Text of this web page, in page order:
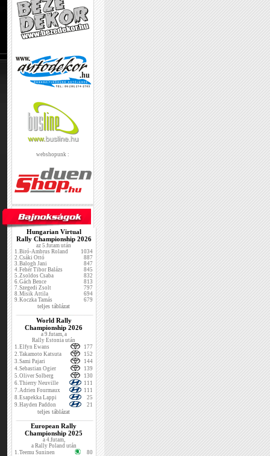
webshopunk :
Hungarian Virtual
Rally Championship 2026
az 5.futam után
1.Biró-Ambrus Roland
1034
2.Csáki Ottó
887
3.Balogh Jani
847
4.Fehér Tibor Balázs
845
5.Zsoldos Csaba
832
6.Gách Bence
813
7.Szegedi Zsolt
797
8.Misik Attila
694
9.Koczka Tamás 679
teljes táblázat
World Rally
Championship 2026
a 9.futam, a
Rally Estonia után
1.Elfyn Ewans
177
2.Takamoto Katsuta
152
3.Sami Pajari
144
4.Sebastian Ogier
139
5.Oliver Solberg
130
6.Thierry Neuville
111
7.Adrien Fourmaux
111
8.Esapekka Lappi
25
9.Hayden Paddon 21
teljes táblázat
European Rally
Championship 2025
a 4.futam,
a Rally Poland után
1.Teemu Suninen
80